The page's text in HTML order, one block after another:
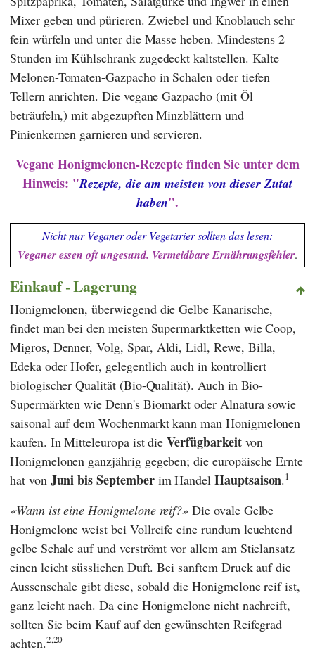
Mixer geben und pürieren. Zwiebel und Knoblauch sehr
fein würfeln und unter die Masse heben. Mindestens 2
Stunden im Kühlschrank zugedeckt kaltstellen. Kalte
Melonen-Tomaten-Gazpacho in Schalen oder tiefen
Tellern anrichten. Die vegane Gazpacho (mit Öl
beträufeln,) mit abgezupften Minzblättern und
Pinienkernen garnieren und servieren.
Vegane Honigmelonen-Rezeptefinden Sie unter dem
Hinweis: "Rezepte, die am meisten von dieser Zutat
haben".
Nicht nur Veganer oder Vegetarier sollten das lesen:
Veganer essen oft ungesund. Vermeidbare Ernährungsfehler.
Einkauf - Lagerung
Honigmelonen, überwiegend die Gelbe Kanarische,
findet man bei den meisten Supermarktketten wieCoop,
Migros, Denner,Volg, Spar, Aldi,Lidl, Rewe, Billa,
EdekaoderHofer, gelegentlich auch in kontrolliert
biologischer Qualität (Bio-Qualität). Auch in Bio-
Supermärkten wieDenn's Biomarktoder Alnaturasowie
saisonal auf dem Wochenmarkt kann man Honigmelonen
kaufen. In Mitteleuropa ist dieVerfügbarkeit von
Honigmelonen ganzjährig gegeben; die europäische Ernte
hat vonJuni bis Septemberim HandelHauptsaison.1
Wann ist eine Honigmelone reif? Die ovale Gelbe
Honigmelone weist bei Vollreife eine rundum leuchtend
gelbe Schale auf und verströmt vor allem am Stielansatz
einen leicht süsslichen Duft. Bei sanftem Druck auf die
Aussenschale gibt diese, sobald die Honigmelone reif ist,
ganz leicht nach. Da eine Honigmelone nicht nachreift,
sollten Sie beim Kauf auf den gewünschten Reifegrad
achten.2,20